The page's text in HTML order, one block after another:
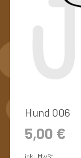
Hund 006
5,00 €
inkl. MwSt.